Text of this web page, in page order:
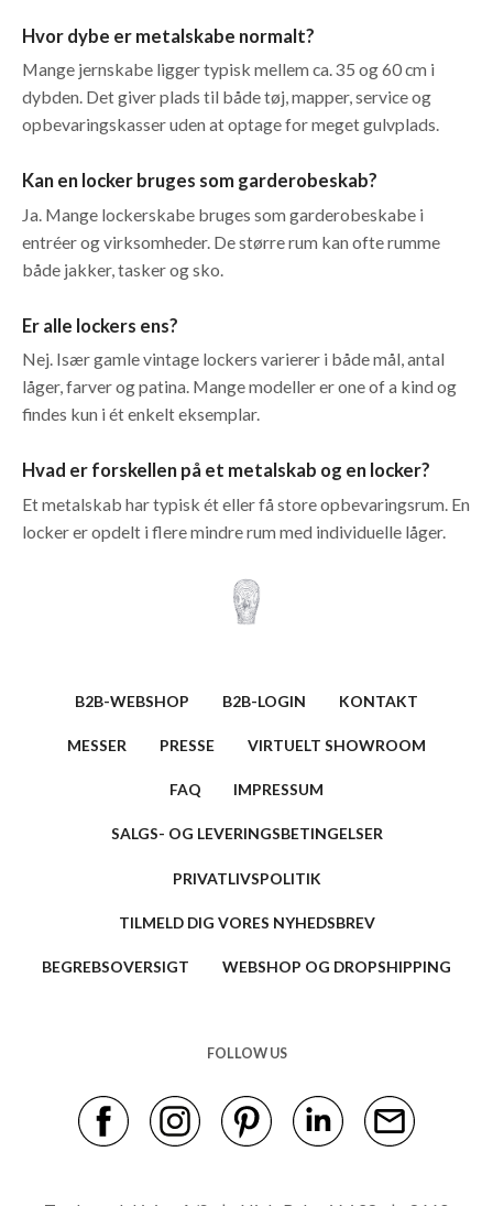
Hvor dybe er metalskabe normalt?
Mange jernskabe ligger typisk mellem ca. 35 og 60 cm i
dybden. Det giver plads til både tøj, mapper, service og
opbevaringskasser uden at optage for meget gulvplads.
Kan en locker bruges som garderobeskab?
Ja. Mange lockerskabe bruges som garderobeskabe i
entréer og virksomheder. De større rum kan ofte rumme
både jakker, tasker og sko.
Er alle lockers ens?
Nej. Især gamle vintage lockers varierer i både mål, antal
låger, farver og patina. Mange modeller er one of a kind og
findes kun i ét enkelt eksemplar.
Hvad er forskellen på et metalskab og en locker?
Et metalskab har typisk ét eller få store opbevaringsrum. En
locker er opdelt i flere mindre rum med individuelle låger.
B2B-WEBSHOP B2B-LOGIN KONTAKT
MESSER PRESSE VIRTUELT SHOWROOM
FAQ IMPRESSUM
SALGS- OG LEVERINGSBETINGELSER
PRIVATLIVSPOLITIK
TILMELD DIG VORES NYHEDSBREV
BEGREBSOVERSIGT WEBSHOP OG DROPSHIPPING
FOLLOW US